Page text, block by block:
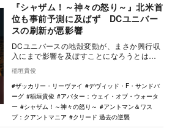
『シャザム！～神々の怒り～』北米首
位も事前予測に及ばず DCユニバー
スの刷新が悪影響
DCユニバースの地殻変動が、まさか興行収
入にまで影響を及ぼすことになろうとは。
～』が3月1…
稲垣貴俊
ザッカリー・リーヴァイ
デヴィッド・F・サンドバ
ーグ
稲垣貴俊
アバター：ウェイ・オブ・ウォータ
ー
シャザム！～神々の怒り～
アントマン＆ワス
プ：クアントマニア
クリード 過去の逆襲